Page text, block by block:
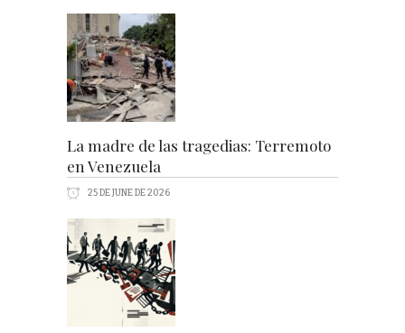
La madre de las tragedias: Terremoto
en Venezuela
25 DE JUNE DE 2026